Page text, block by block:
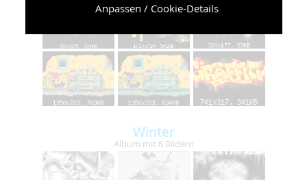
Anpassen / Cookie-Details
Winter
Album mit 6 Bildern